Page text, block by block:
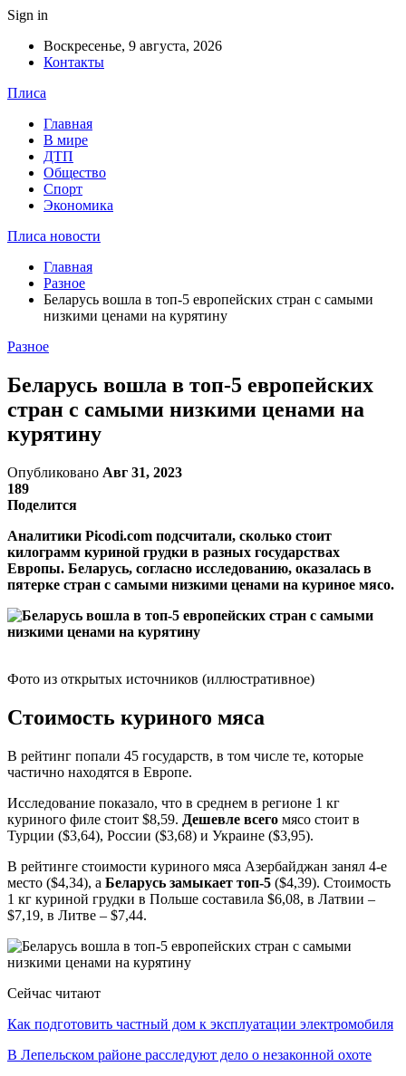
Sign in
Воскресенье, 9 августа, 2026
Контакты
Плиса
Главная
В мире
ДТП
Общество
Спорт
Экономика
Плиса новости
Главная
Разное
Беларусь вошла в топ-5 европейских стран с самыми
низкими ценами на курятину
Разное
Беларусь вошла в топ-5 европейских
стран с самыми низкими ценами на
курятину
Опубликовано Авг 31, 2023
189
Поделится
Аналитики Рicоdi.cоm подсчитали, сколько стоит
килограмм куриной грудки в разных государствах
Европы. Беларусь, согласно исследованию, оказалась в
пятерке стран с самыми низкими ценами на куриное мясо.
Фото из открытых источников (иллюстративное)
Стоимость куриного мяса
В рейтинг попали 45 государств, в том числе те, которые
частично находятся в Европе.
Исследование показало, что в среднем в регионе 1 кг
куриного филе стоит $8,59. Дешевле всего мясо стоит в
Турции ($3,64), России ($3,68) и Украине ($3,95).
В рейтинге стоимости куриного мяса Азербайджан занял 4-е
место ($4,34), а Беларусь замыкает топ-5 ($4,39). Стоимость
1 кг куриной грудки в Польше составила $6,08, в Латвии –
$7,19, в Литве – $7,44.
Сейчас читают
Как подготовить частный дом к эксплуатации электромобиля
В Лепельском районе расследуют дело о незаконной охоте